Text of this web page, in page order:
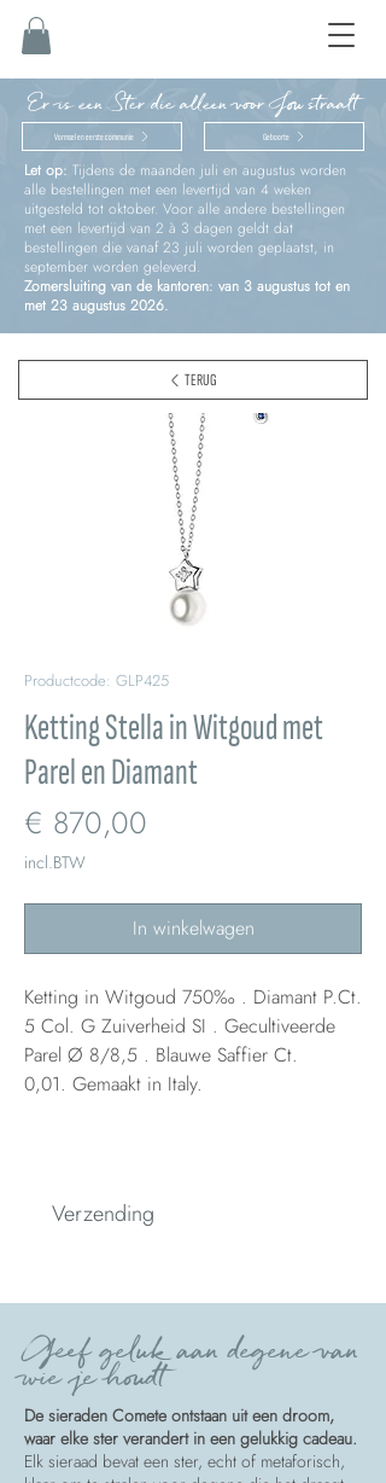
Er is een Ster die alleen voor Jou straalt
Vormsel en eerste communie Geboorte
Let op: Tijdens de maanden juli en augustus worden
alle bestellingen met een levertijd van 4 weken
uitgesteld tot oktober. Voor alle andere bestellingen
met een levertijd van 2 à 3 dagen geldt dat
bestellingen die vanaf 23 juli worden geplaatst, in
september worden geleverd.
Zomersluiting van de kantoren: van 3 augustus tot en
met 23 augustus 2026.
Productcode: GLP425
Ketting Stella in Witgoud met
Parel en Diamant
€ 870,00
incl.BTW
In winkelwagen
Ketting in Witgoud 750‰ . Diamant P.Ct.
5 Col. G Zuiverheid SI . Gecultiveerde
Parel Ø 8/8,5 . Blauwe Saffier Ct.
0,01. Gemaakt in Italy.
TERUG
Verzending
Geef geluk aan degene van
wie je houdt
De sieraden Comete ontstaan uit een droom,
waar elke ster verandert in een gelukkig cadeau.
Elk sieraad bevat een ster, echt of metaforisch,